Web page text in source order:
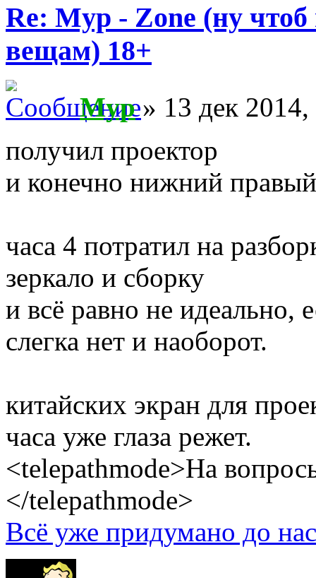
Re: Myp - Zone (ну
вещам) 18+
Myp» 13 дек 2014,
получил проектор
и конечно нижний
часа 4 потратил на
зеркало и сборку
и всё равно не идеально,
слегка нет и наоборот.
китайских экран для
часа уже глаза режет.
<telepathmode>На
</telepathmode>
Всё уже придумано до